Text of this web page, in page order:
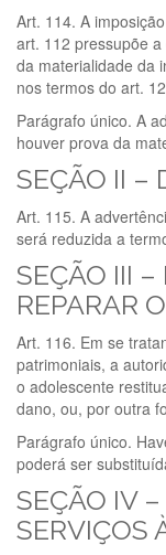
Art. 114. A
art. 112 pressupõe
da materialidade da
nos termos do art.
Parágrafo único. A
houver prova da
SEÇÃO II –
Art. 115. A
será reduzida a
SEÇÃO III –
REPARAR
Art. 116. Em se
patrimoniais, a
o adolescente
dano, ou, por outra
Parágrafo único.
poderá ser
SEÇÃO IV
SERVIÇOS